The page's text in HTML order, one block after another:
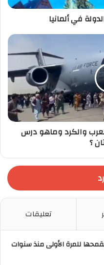
والكرد وماهو درس
؟
تعليقات
للمرة الأولى منذ سنوات